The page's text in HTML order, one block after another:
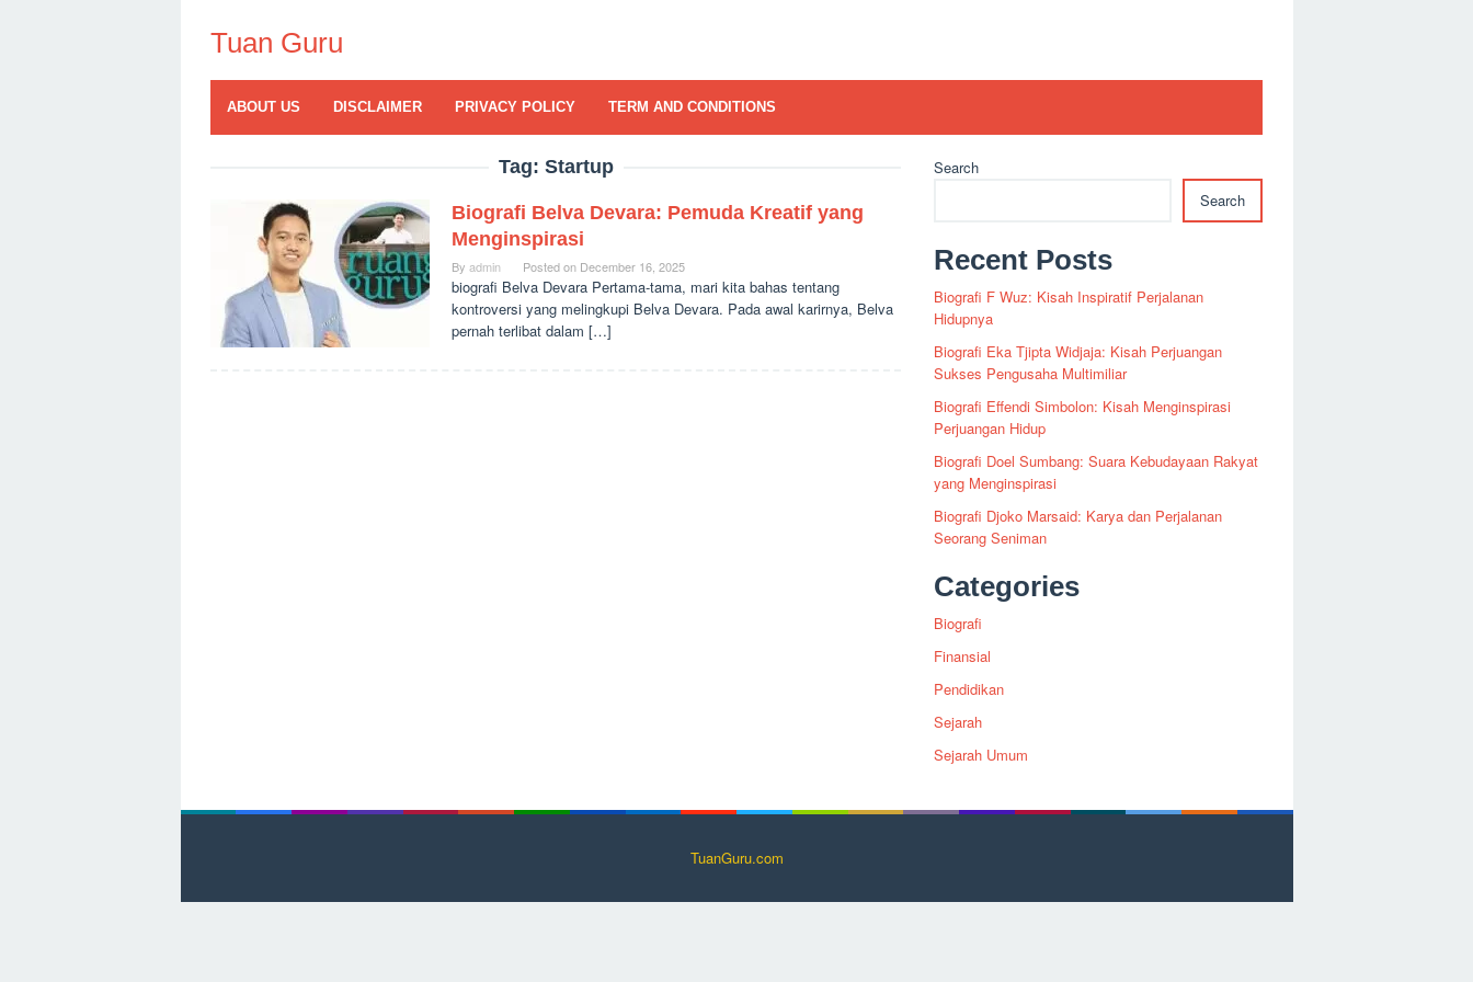
contentTuan Guru
ABOUT US DISCLAIMER PRIVACY POLICY TERM AND CONDITIONS
Tag: Startup
Biografi Belva Devara: Pemuda Kreatif yang
Menginspirasi
By admin Posted on December 16, 2025
biografi Belva Devara Pertama-tama, mari kita bahas tentang
kontroversi yang melingkupi Belva Devara. Pada awal karirnya, Belva
pernah terlibat dalam […]
Search
Search
Recent Posts
Biografi F Wuz: Kisah Inspiratif Perjalanan
Hidupnya
Biografi Eka Tjipta Widjaja: Kisah Perjuangan
Sukses Pengusaha Multimiliar
Biografi Effendi Simbolon: Kisah Menginspirasi
Perjuangan Hidup
Biografi Doel Sumbang: Suara Kebudayaan Rakyat
yang Menginspirasi
Biografi Djoko Marsaid: Karya dan Perjalanan
Seorang Seniman
Categories
Biografi
Finansial
Pendidikan
Sejarah
Sejarah Umum
TuanGuru.com